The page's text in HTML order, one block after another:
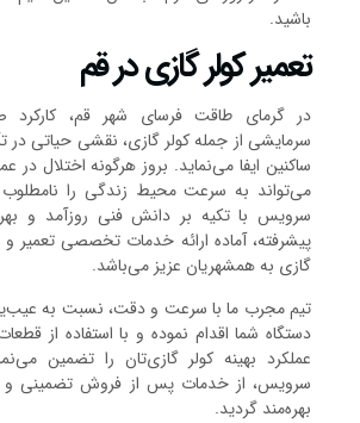
باشید.
تعمیر کولر گازی در قم
در گرمای طاقت فرسای شهر قم،
سرمایشی از جمله کولر گازی، نقشی حیاتی در
ساکنین ایفا می‌نماید. بروز هرگونه اختلال در
می‌تواند به سرعت محیط زندگی را
سرویس با تکیه بر دانش فنی روزآمد و
پیشرفته، آماده ارائه خدمات تخصصی تعمیر و
گازی به همشهریان عزیز می‌باشد.
تیم مجرب ما با سرعت و دقت، نسبت به
دستگاه شما اقدام نموده و با استفاده از
عملکرد بهینه کولر گازی‌تان را تضمین
بهره‌مند گردید.